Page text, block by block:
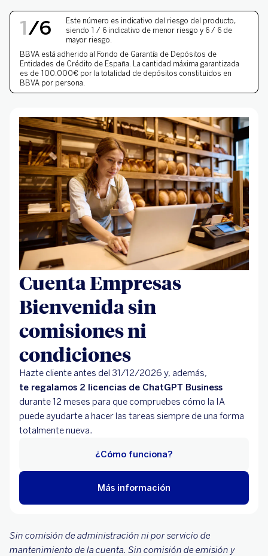
1/6 NIVEL DE RIESGO 1 DE
Este número es indicativo del riesgo del producto,
siendo 1 / 6 indicativo de menor riesgo y 6 / 6 de
mayor riesgo.
BBVA está adherido al
Fondo de Garantía de Depósitos de
Entidades de Crédito de España. La cantidad máxima garantizada
es de 100.000€ por la totalidad de depósitos constituidos en
BBVA por persona.
Cuenta Empresas
Bienvenida sin
comisiones ni
condiciones
Hazte cliente antes del 31/12/2026 y, además,
te regalamos 2 licencias de ChatGPT Business
durante 12 meses para que compruebes cómo la IA
puede ayudarte a hacer las tareas siempre de una forma
totalmente nueva.
Más información
¿Cómo funciona?
Sin comisión de administración ni por servicio de
mantenimiento de la cuenta. Sin comisión de emisión y